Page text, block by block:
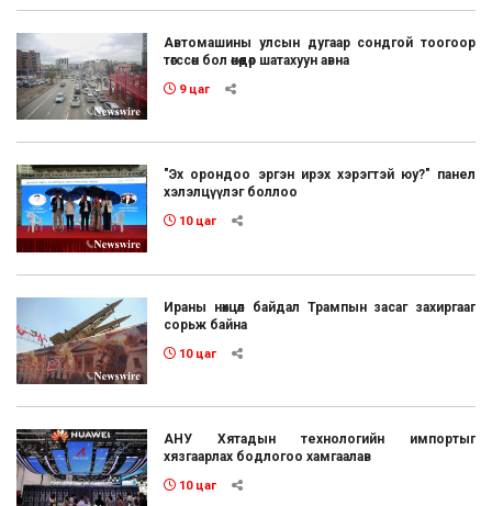
Автомашины улсын дугаар сондгой тоогоор
төгссөн бол өнөөдөр шатахуун авна
9 цаг
"Эх орондоо эргэн ирэх хэрэгтэй юу?" панел
хэлэлцүүлэг боллоо
10 цаг
Ираны нөхцөл байдал Трампын засаг захиргааг
сорьж байна
10 цаг
АНУ Хятадын технологийн импортыг
хязгаарлах бодлогоо хамгаалав
10 цаг